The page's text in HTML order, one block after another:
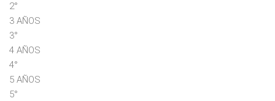
2°
3 AÑOS
3°
4 AÑOS
4°
5 AÑOS
5°